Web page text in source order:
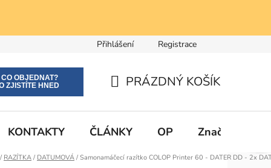
Přihlášení Registrace
KOŠÍK
PRÁZDNÝ KOŠÍK
KONTAKTY ČLÁNKY OP Značky
Domů
/ RAZÍTKA / DATUMOVÁ / Samonamáčecí razítko COLOP Printer 60 - DATER DD - 2x
CO OBJEDNAT?
ZJISTÍTE HNED